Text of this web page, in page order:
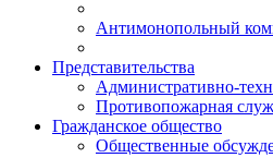
Антимонопольный
Представительства
Административно-
Противопожарная
Гражданское общество
Общественные